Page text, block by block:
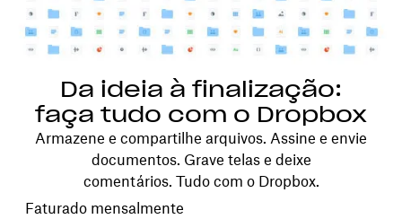
Da ideia à finalização:
faça tudo com o Dropbox
Armazene e compartilhe arquivos. Assine e envie
documentos. Grave telas e deixe
comentários. Tudo com o Dropbox.
Escolha seu ciclo de faturamento
Faturado mensalmente